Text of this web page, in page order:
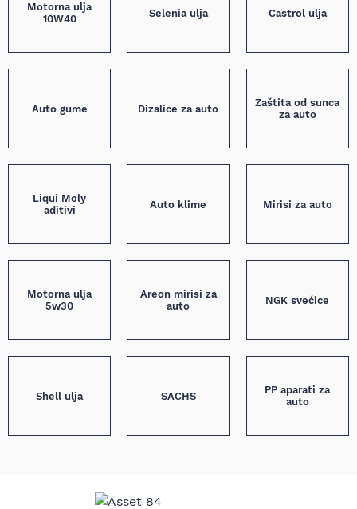
Motorna ulja
10W40
Selenia ulja Castrol ulja
Auto gume Dizalice za auto
Zaštita od sunca
za auto
Liqui Moly
aditivi
Auto klime Mirisi za auto
Motorna ulja
5w30
Areon mirisi za
auto
NGK svećice
Shell ulja SACHS
PP aparati za
auto